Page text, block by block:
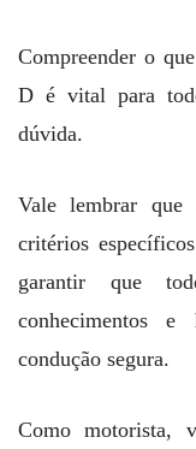
Compreender o
D é vital para
dúvida.
Vale lembrar que
critérios
garantir que
conhecimentos e
condução segura.
Como motorista,